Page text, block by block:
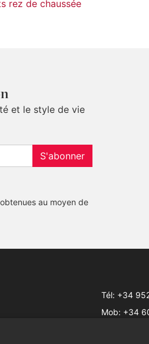
rez de chaussée
et le style de vie
S'abonner
au moyen de
Tél: +34
Mob: +34